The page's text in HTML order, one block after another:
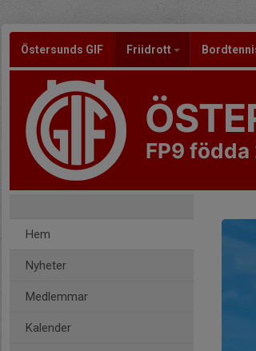
Östersunds GIF Friidrott
FP9 födda
Hem
Nyheter
Medlemmar
Kalender